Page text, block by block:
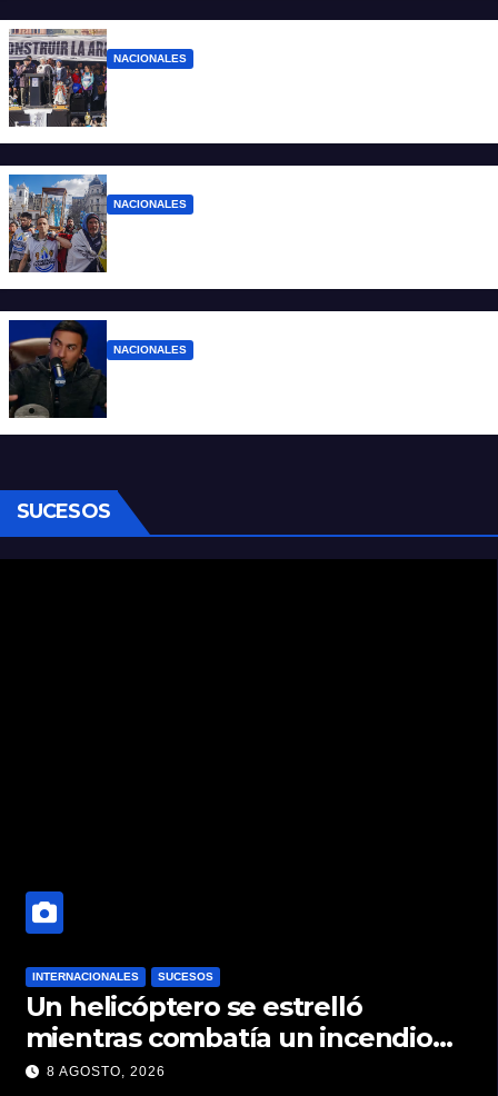
NACIONALES
NACIONALES
NACIONALES
SUCESOS
INTERNACIONALES SUCESOS
Un helicóptero se estrelló
mientras combatía un incendio
forestal en Utah
8 AGOSTO, 2026